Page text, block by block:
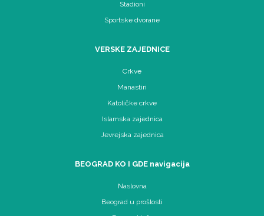
Stadioni
Sportske dvorane
VERSKE ZAJEDNICE
Crkve
Manastiri
Katoličke crkve
Islamska zajednica
Jevrejska zajednica
BEOGRAD KO I GDE navigacija
Naslovna
Beograd u prošlosti